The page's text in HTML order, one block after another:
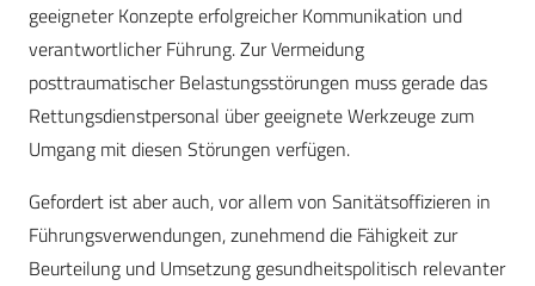
geeigneter Konzepte erfolgreicher Kommunikation und
verantwortlicher Führung. Zur Vermeidung
posttraumatischer Belastungsstörungen muss gerade das
Rettungsdienstpersonal über geeignete Werkzeuge zum
Umgang mit diesen Störungen verfügen.
Gefordert ist aber auch, vor allem von Sanitätsoffizieren in
Führungsverwendungen, zunehmend die Fähigkeit zur
Beurteilung und Umsetzung gesundheitspolitisch relevanter